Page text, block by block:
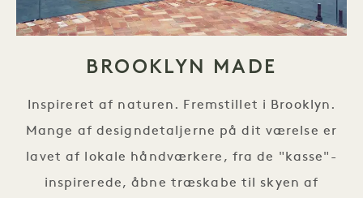
BROOKLYN MADE
Inspireret af naturen. Fremstillet i Brooklyn.
Mange af designdetaljerne på dit værelse er
lavet af lokale håndværkere, fra de "kasse"-
inspirerede, åbne træskabe til skyen af